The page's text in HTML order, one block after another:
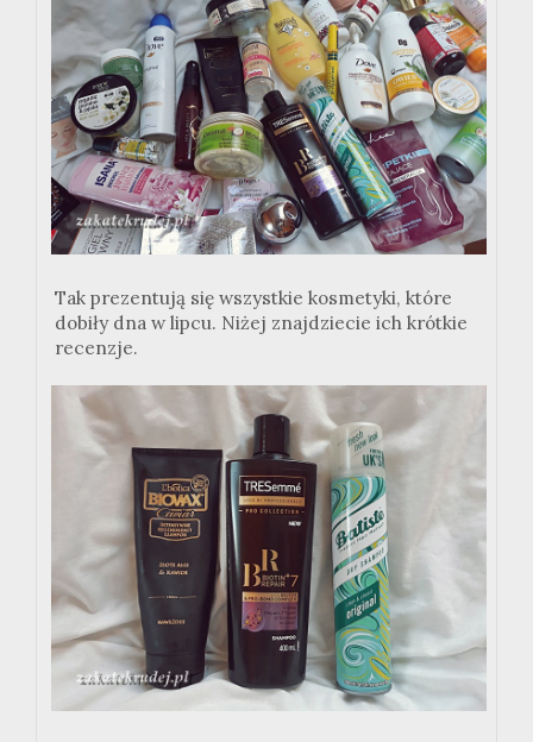
Tak prezentują się wszystkie kosmetyki, które
dobiły dna w lipcu. Niżej znajdziecie ich krótkie
recenzje.